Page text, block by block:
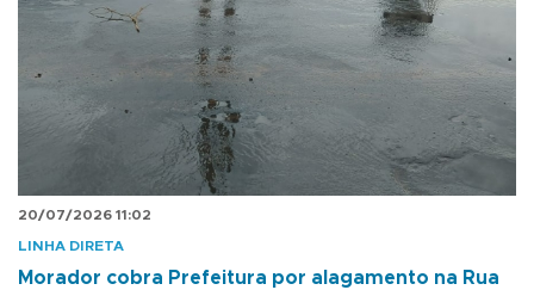
20/07/2026 11:02
LINHA DIRETA
Morador cobra Prefeitura por alagamento na Rua